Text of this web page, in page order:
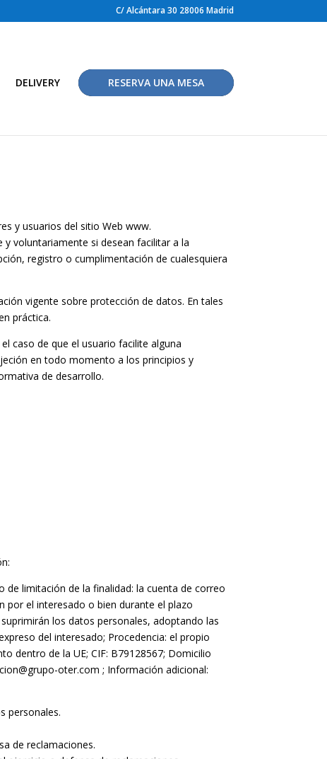
C/ Alcántara 30 28006 Madrid
DELIVERY RESERVA UNA MESA
y usuarios del sitio Web www.
voluntariamente si desean facilitar a la
registro o cumplimentación de cualesquiera
vigente sobre protección de datos. En tales
práctica.
caso de que el usuario facilite alguna
en todo momento a los principios y
de desarrollo.
de limitación de la finalidad: la cuenta de correo
por el interesado o bien durante el plazo
los datos personales, adoptando las
del interesado; Procedencia: el propio
dentro de la UE; CIF: B79128567; Domicilio
oter.com ; Información adicional:
personales.
de reclamaciones.